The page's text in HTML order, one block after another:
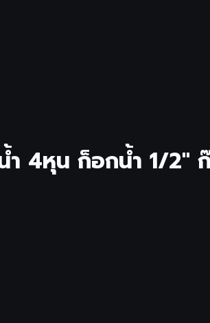
4หุน ก็อกน้ำ 1/2''